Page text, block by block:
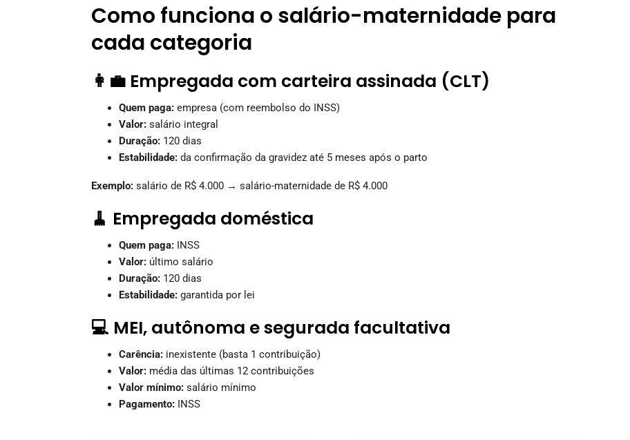
Como funciona o salário-maternidade para
cada categoria
👩‍💼 Empregada com carteira assinada (CLT)
Quem paga: empresa (com reembolso do INSS)
Valor: salário integral
Duração: 120 dias
Estabilidade: da confirmação da gravidez até 5 meses após o parto
Exemplo: salário de R$ 4.000 → salário-maternidade de R$ 4.000
🧹 Empregada doméstica
Quem paga: INSS
Valor: último salário
Duração: 120 dias
Estabilidade: garantida por lei
💻 MEI, autônoma e segurada facultativa
Carência: inexistente (basta 1 contribuição)
Valor: média das últimas 12 contribuições
Valor mínimo: salário mínimo
Pagamento: INSS